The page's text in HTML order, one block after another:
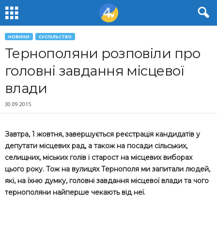
НОВИНИ СУСПІЛЬСТВО
Тернополяни розповіли про
головні завдання місцевої
влади
30.09.2015
Завтра, 1 жовтня, завершується реєстрація кандидатів у
депутати місцевих рад, а також на посади сільських,
селищних, міських голів і старост на місцевих виборах
цього року. Тож на вулицях Тернополя ми запитали людей,
які, на їхню думку, головні завдання місцевої влади та чого
тернополяни найперше чекають від неї.